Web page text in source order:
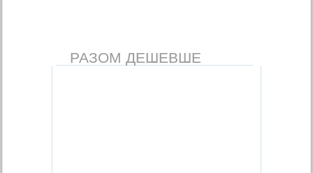
РАЗОМ ДЕШЕВШЕ